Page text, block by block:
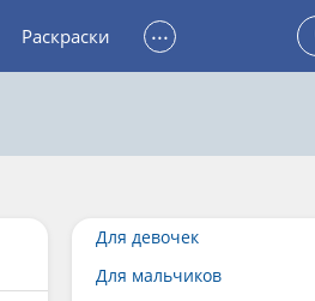
Раскраски ...
Для девочек
Для мальчиков